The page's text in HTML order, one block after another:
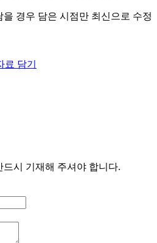
경우 담은 시점만 최신으로 수정
담기
드시 기재해 주셔야 합니다.